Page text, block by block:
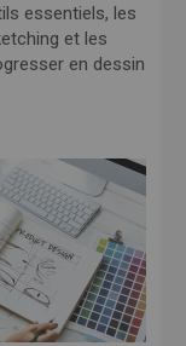
essentiels, les
et les
en dessin